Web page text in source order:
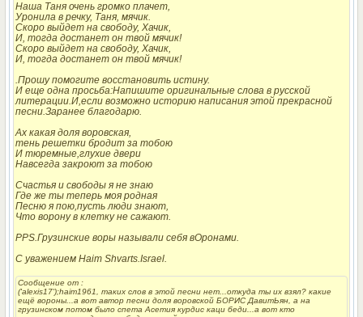
Наша Таня очень громко плачет,
Уронила в речку, Таня, мячик.
Скоро выйдет на свободу, Хачик,
И, тогда достанет он твой мячик!
Скоро выйдет на свободу, Хачик,
И, тогда достанет он твой мячик!
.Прошу помогите восстановить истину.
И еще одна просьба:Напишите оригинальные слова в русской
литерации.И,если возможно историю написания этой прекрасной
песни.Заранее благодарю.
Ах какая доля воровская,
тень решетки бродит за тобою
И тюремные,глухие двери
Навсегда закроют за тобою
Счастья и свободы я не знаю
Где же ты теперь моя родная
Песню я пою,пусть люди знают,
Что ворону в клетку не сажают.
PPS.Грузинские воры называли себя вОронами.
С уважением Haim Shvarts.Israel.
Сообщение от :
('alexis17');haim1961, таких слов в этой песни нет...откуда ты их взял? какие
ещё вороны...а вот автор песни доля воровской БОРИС ДавитЬян, а на
грузинском потом было спета Асетия курдис каци беди...а вот кто